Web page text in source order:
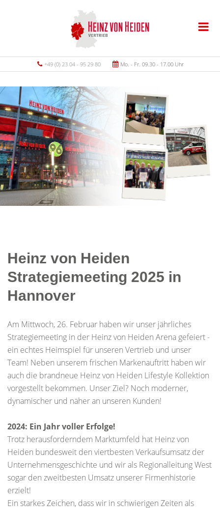
+49 (0) 23 04 - 95 29 80 Mo. - Fr. 09.30 - 17.00 Uhr
Heinz von Heiden
Strategiemeeting 2025 in
Hannover
Am Mittwoch, 26. Februar haben wir unser jährliches
Strategiemeeting in der Heinz von Heiden Arena gefeiert -
ein echtes Heimspiel für unseren Vertrieb und unser
Team! Neben unserem frischen Markenauftritt haben wir
auch die brandneue Heinz von Heiden Lifestyle Kollektion
vorgestellt bekommen. Unser Ziel? Noch moderner,
dynamischer und näher an unseren Kunden!
2024: Ein Jahr voller Erfolge!
Trotz herausforderndem Marktumfeld hat Heinz von
Heiden bundesweit den viertbesten Verkaufsumsatz der
Unternehmensgeschichte und wir als Regionalleitung West
sogar den zweitbesten Umsatz unserer Firmenhistorie
erzielt!
Ein starkes Zeichen, dass wir in schwierigen Zeiten als